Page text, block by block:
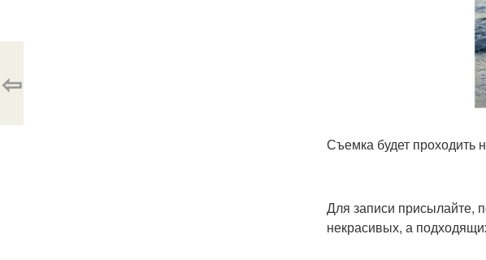
Съемка будет проходить
Для записи присылайте,
некрасивых, а
⇦